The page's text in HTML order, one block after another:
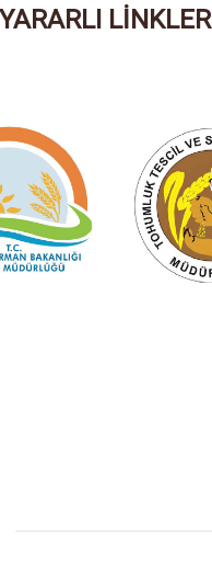
YARARLI LİNKLER